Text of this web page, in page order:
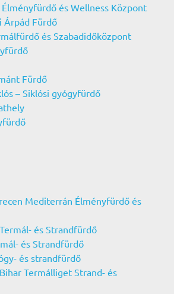
és Wellness Központ
Árpád Fürdő
és Szabadidőközpont
Fürdő
– Siklósi gyógyfürdő
Mediterrán Élményfürdő és
és Strandfürdő
és Strandfürdő
és strandfürdő
Termálliget Strand- és